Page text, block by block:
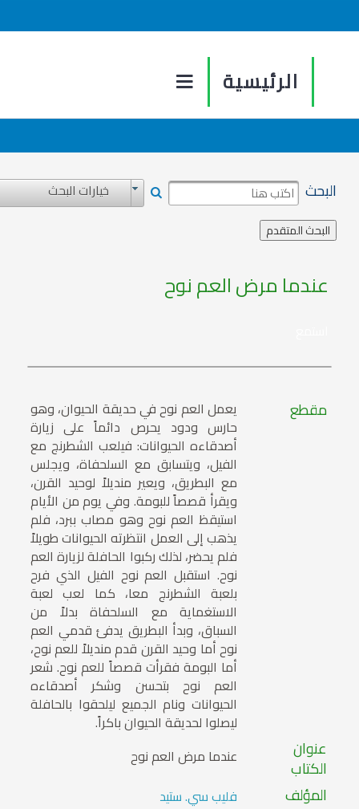
الرئيسية
البحث خيارات البحث
عندما مرض العم نوح
مقطع يعمل العم نوح في حديقة الحيوان، وهو
حارس ودود يحرص دائماً على زيارة
أصدقاءه الحيوانات: فيلعب الشطرنج مع
الفيل، ويتسابق مع السلحفاة، ويجلس
مع البطريق، ويعير منديلاً لوحيد القرن،
ويقرأ قصصاً للبومة. وفي يوم من الأيام
استيقظ العم نوح وهو مصاب ببرد، فلم
يذهب إلى العمل انتظرته الحيوانات طويلاً
فلم يحضر، لذلك ركبوا الحافلة لزيارة العم
نوح. استقبل العم نوح الفيل الذي فرح
بلعبة الشطرنج معا، كما لعب لعبة
الاستغماية مع السلحفاة بدلاً من
السباق، وبدأ البطريق يدفئ قدمي العم
نوح أما وحيد القرن قدم منديلاً للعم نوح،
أما البومة فقرأت قصصاً للعم نوح. شعر
العم نوح بتحسن وشكر أصدقاءه
الحيوانات ونام الجميع ليلحقوا بالحافلة
ليصلوا لحديقة الحيوان باكراً.
عنوان
الكتاب عندما مرض العم نوح
المؤلف فليب سي. ستيد